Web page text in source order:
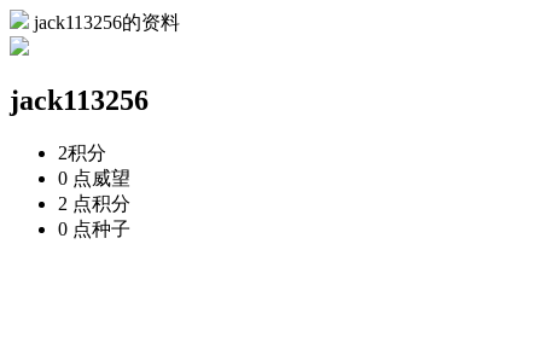
jack113256的资料
jack113256
2积分
0 点威望
2 点积分
0 点种子